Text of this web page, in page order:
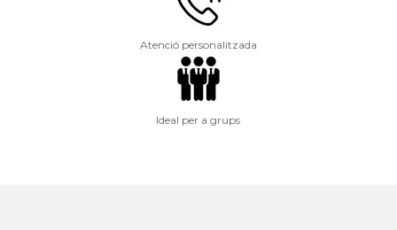
Atenció personalitzada
Ideal per a grups